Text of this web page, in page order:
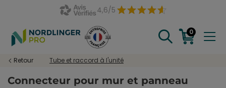
4,6/5
0
Retour Tube et raccord à l'unité
Connecteur pour mur et panneau